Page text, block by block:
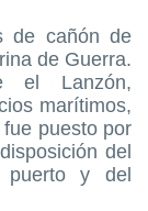
de cañón de
de Guerra.
el Lanzón,
marítimos,
puesto por
del
puerto y del